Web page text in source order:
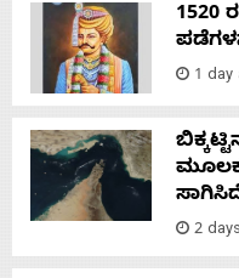
1520
1
ಮೂಲಕ
2